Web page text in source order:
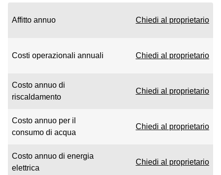
Affitto annuo Chiedi al proprietario
Costi operazionali annuali Chiedi al proprietario
Costo annuo di
riscaldamento
Chiedi al proprietario
Costo annuo per il
consumo di acqua
Chiedi al proprietario
Costo annuo di energia
elettrica
Chiedi al proprietario